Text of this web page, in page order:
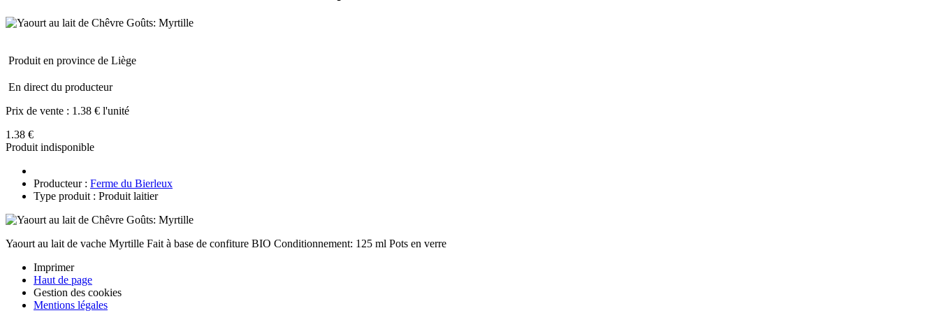
Produit en province de Liège
En direct du producteur
Prix de vente : 1.38 € l'unité
1.38 €
Produit indisponible
Producteur : Ferme du Bierleux
Type produit : Produit laitier
Yaourt au lait de vache Myrtille Fait à base de confiture BIO Conditionnement: 125 ml Pots en verre
Imprimer
Haut de page
Gestion des cookies
Mentions légales